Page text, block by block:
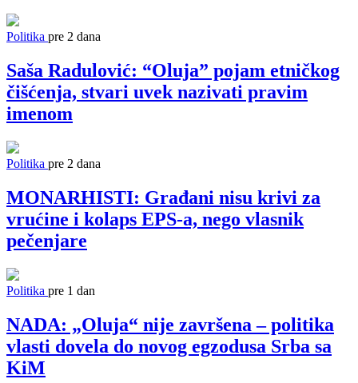
Politika pre 2 dana
Saša Radulović: “Oluja” pojam etničkog
čišćenja, stvari uvek nazivati pravim
imenom
Politika pre 2 dana
MONARHISTI: Građani nisu krivi za
vrućine i kolaps EPS-a, nego vlasnik
pečenjare
Politika pre 1 dan
NADA: „Oluja“ nije završena – politika
vlasti dovela do novog egzodusa Srba sa
KiM